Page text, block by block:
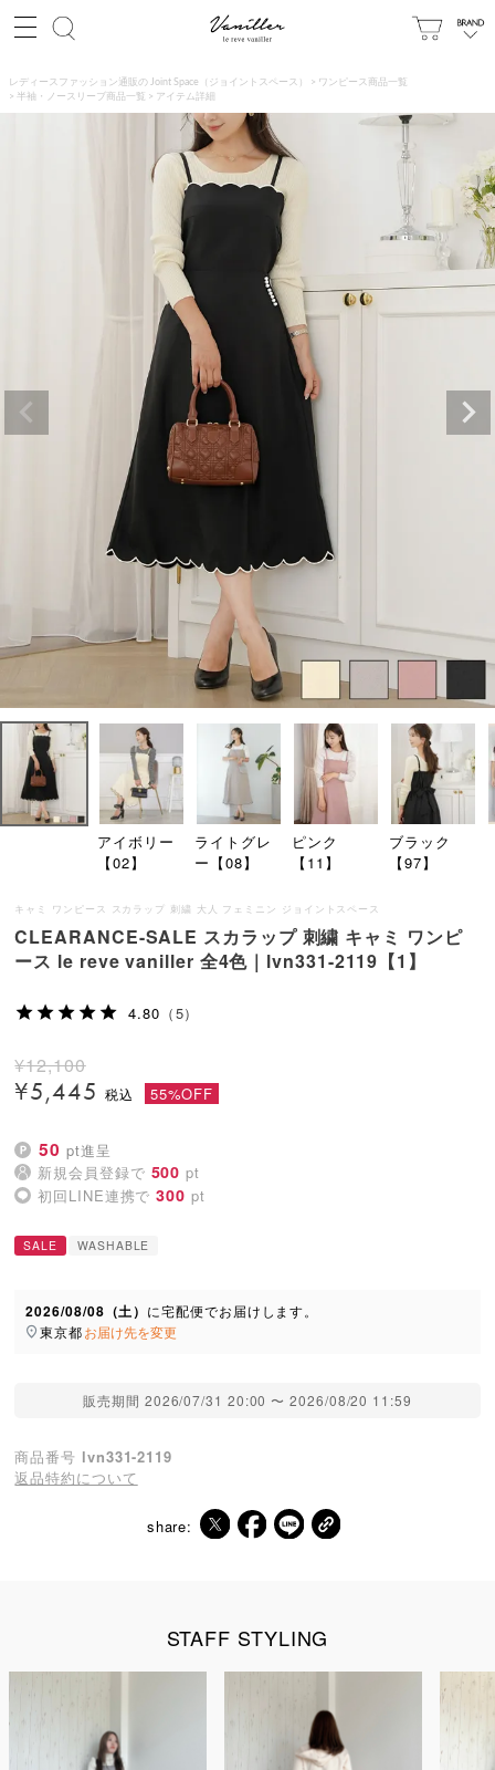
レディースファッション通販の Joint Space（ジョイントスペース）
ワンピース商品一覧
半袖・ノースリーブ商品一覧
アイテム詳細
アイボリー
【02】
ライトグレ
ー【08】
ピンク
【11】
ブラック
【97】
キャミ ワンピース スカラップ 刺繍 大人 フェミニン ジョイントスペース
CLEARANCE-SALE スカラップ 刺繍 キャミ ワンピ
ース le reve vaniller 全4色｜lvn331-2119【1】
4.80 （5）
¥12,100
¥5,445 55%OFF
50 pt進呈
新規会員登録で 500 pt
初回LINE連携で 300 pt
SALE WASHABLE
2026/08/08（土） に宅配便でお届けします。
東京都お届け先を変更
販売期間 2026/07/31 20:00 〜 2026/08/20 11:59
商品番号 lvn331-2119
返品特約について
share:
STAFF STYLING